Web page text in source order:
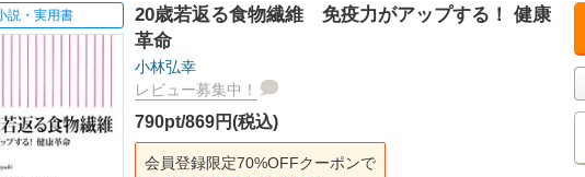
説・実用書
20歳若返る食物繊維 免疫力がアップする！ 健康
革命
小林弘幸
レビュー募集中！
790pt/869円(税込)
会員登録限定70%OFFクーポンで